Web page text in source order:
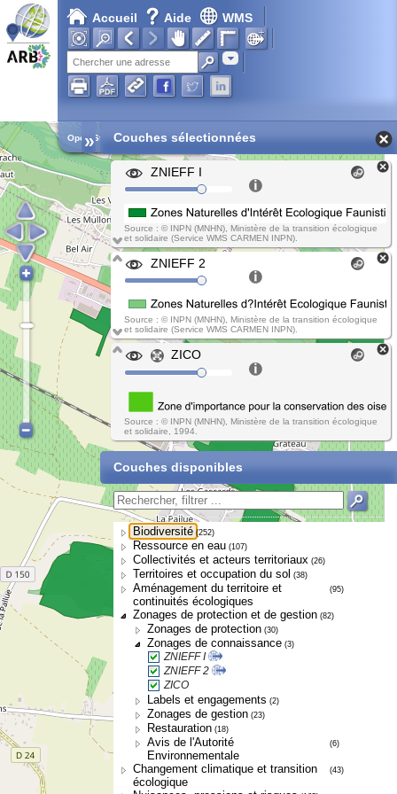
Accueil Aide WMS
Adresse
Open Street Map
» Couches sélectionnées
ZNIEFF I
Source : © INPN (MNHN), Ministère de la transition écologique
et solidaire (Service WMS CARMEN INPN).
ZNIEFF 2
Source : © INPN (MNHN), Ministère de la transition écologique
et solidaire (Service WMS CARMEN INPN).
ZICO
Source : © INPN (MNHN), Ministère de la transition écologique
et solidaire, 1994.
Couches disponibles
Biodiversité (252)
Ressource en eau (107)
Collectivités et acteurs territoriaux (26)
Territoires et occupation du sol (38)
Aménagement du territoire et
continuités écologiques
(95)
Zonages de protection et de gestion (82)
Zonages de protection (30)
Zonages de connaissance (3)
ZNIEFF I
ZNIEFF 2
ZICO
Labels et engagements (2)
Zonages de gestion (23)
Restauration (18)
Avis de l'Autorité
Environnementale
(6)
Changement climatique et transition
écologique
(43)